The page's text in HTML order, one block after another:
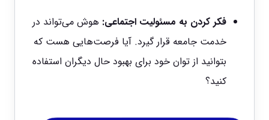
فکر کردن به مسئولیت اجتماعی: هوش می‌تواند در
خدمت جامعه قرار گیرد. آیا فرصت‌هایی هست که
بتوانید از توان خود برای بهبود حال دیگران استفاده
کنید؟